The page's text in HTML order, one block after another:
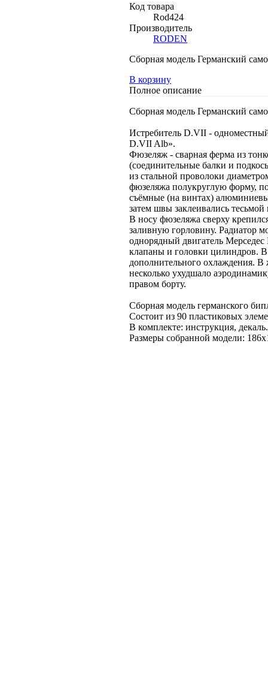
Код товара
Rod424
Производитель
RODEN
Сборная модель Германский
В корзину
Полное описание
Сборная модель Германский
Истребитель D.VII -
D.VII Alb».
Фюзеляж - сварная ферма из
(соединительные балки и
из стальной проволоки
фюзеляжа полукруглую форму,
съёмные (на винтах)
затем швы заклеивались
В носу фюзеляжа сверху
заливную горловину. Радиатор
однорядный двигатель
клапаны и головки цилиндров.
дополнительного охлаждения.
несколько ухудшало
правом борту.
Сборная модель германского
Состоит из 90 пластиковых
В комплекте: инструкция, декаль.
Размеры собранной модели: